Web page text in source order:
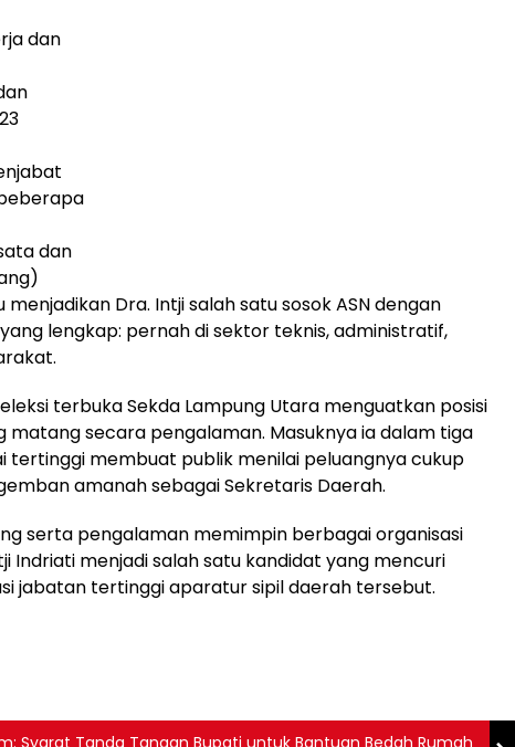
dan
dan
Dra. Intji salah satu sosok ASN dengan
lengkap: pernah di sektor teknis, administratif,
terbuka Sekda Lampung Utara menguatkan posisi
matang secara pengalaman. Masuknya ia dalam tiga
tertinggi membuat publik menilai peluangnya cukup
amanah sebagai Sekretaris Daerah.
serta pengalaman memimpin berbagai organisasi
Indriati menjadi salah satu kandidat yang mencuri
jabatan tertinggi aparatur sipil daerah tersebut.
Syarat Tanda Tangan Bupati untuk Bantuan Bedah Rumah